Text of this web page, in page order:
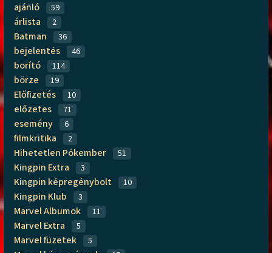
ajánló 59
árlista 2
Batman 36
bejelentés 46
borító 114
börze 19
Előfizetés 10
előzetes 71
esemény 6
filmkritika 2
Hihetetlen Pókember 51
Kingpin Extra 3
Kingpin képregénybolt 10
Kingpin Klub 3
Marvel Albumok 11
Marvel Extra 5
Marvel füzetek 5